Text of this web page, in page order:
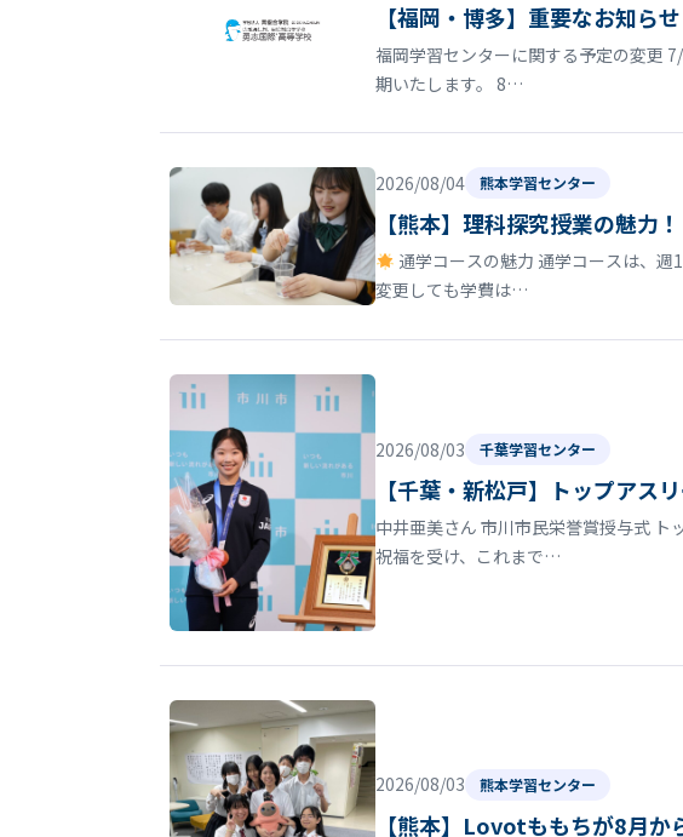
【福岡・博多】重要なお知らせ
福岡学習センターに関する予定の変更
期いたします。 8…
2026/08/04 熊本学習センター
【熊本】理科探究授業の魅力！
通学コースの魅力 通学コースは、
変更しても学費は…
2026/08/03 千葉学習センター
【千葉・新松戸】トップアス
中井亜美さん 市川市民栄誉賞授与式
祝福を受け、これまで…
2026/08/03 熊本学習センター
【熊本】Lovotももちが8月か